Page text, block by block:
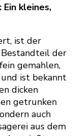
kleines,
ist der
der
gemahlen,
ist bekannt
dicken
getrunken
auch
aus dem